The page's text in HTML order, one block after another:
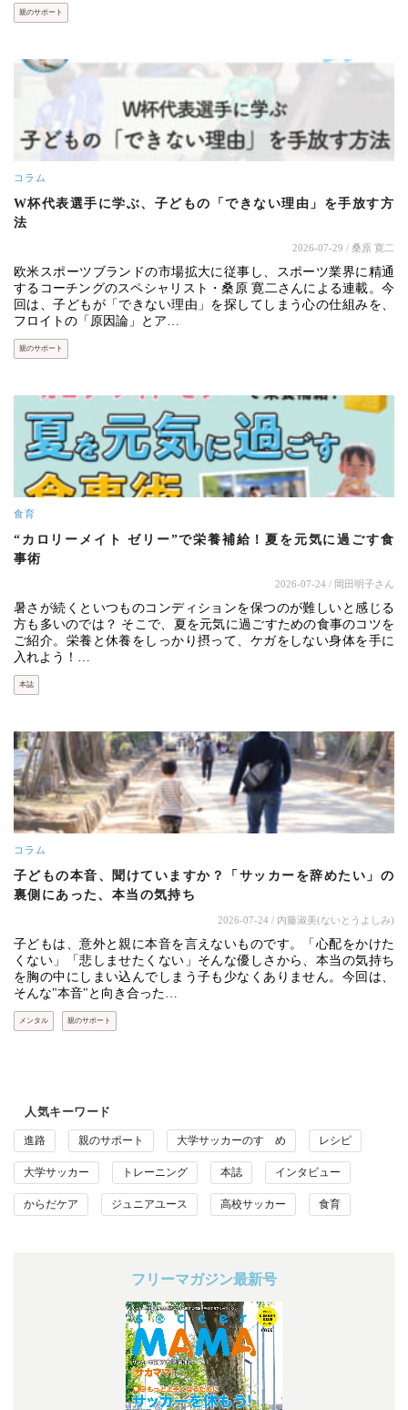
親のサポート
コラム
W杯代表選手に学ぶ、子どもの「できない理由」を手放す方
法
2026-07-29 / 桑原 寛二
欧米スポーツブランドの市場拡大に従事し、スポーツ業界に精通
するコーチングのスペシャリスト・桑原 寛二さんによる連載。今
回は、子どもが「できない理由」を探してしまう心の仕組みを、
フロイトの「原因論」とア…
親のサポート
食育
“カロリーメイト ゼリー”で栄養補給！夏を元気に過ごす食
事術
2026-07-24 / 岡田明子さん
暑さが続くといつものコンディションを保つのが難しいと感じる
方も多いのでは？ そこで、夏を元気に過ごすための食事のコツを
ご紹介。栄養と休養をしっかり摂って、ケガをしない身体を手に
入れよう！…
本誌
コラム
子どもの本音、聞けていますか？「サッカーを辞めたい」の
裏側にあった、本当の気持ち
2026-07-24 / 内藤淑美(ないとうよしみ)
子どもは、意外と親に本音を言えないものです。「心配をかけた
くない」「悲しませたくない」そんな優しさから、本当の気持ち
を胸の中にしまい込んでしまう子も少なくありません。今回は、
そんな"本音"と向き合った…
メンタル 親のサポート
人気キーワード
進路 親のサポート 大学サッカーのすゝめ レシピ
大学サッカー トレーニング 本誌 インタビュー
からだケア ジュニアユース 高校サッカー 食育
フリーマガジン最新号